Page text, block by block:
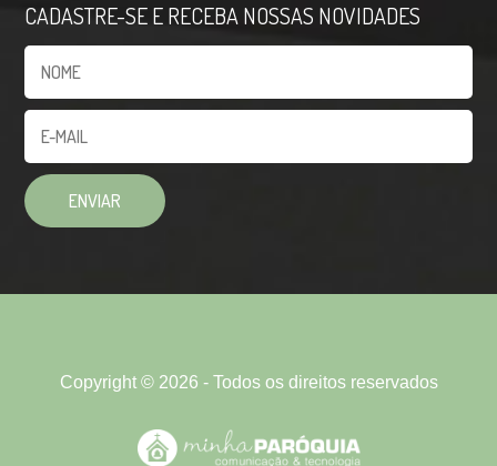
CADASTRE-SE E RECEBA NOSSAS NOVIDADES
Copyright © 2026 - Todos os direitos reservados